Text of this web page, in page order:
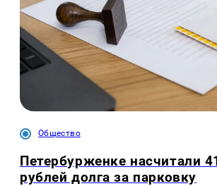
Общество
Петербурженке насчитали
рублей долга за парковку